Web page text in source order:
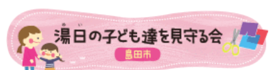
あいのうた短歌講座
あいのうた短歌講座 第１回①
あいのうた短歌講座 第１回②